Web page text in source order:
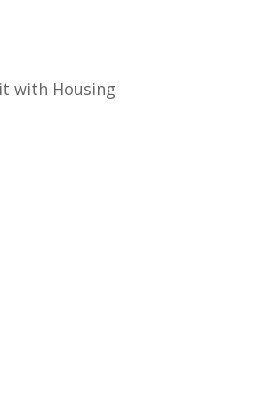
with Housing